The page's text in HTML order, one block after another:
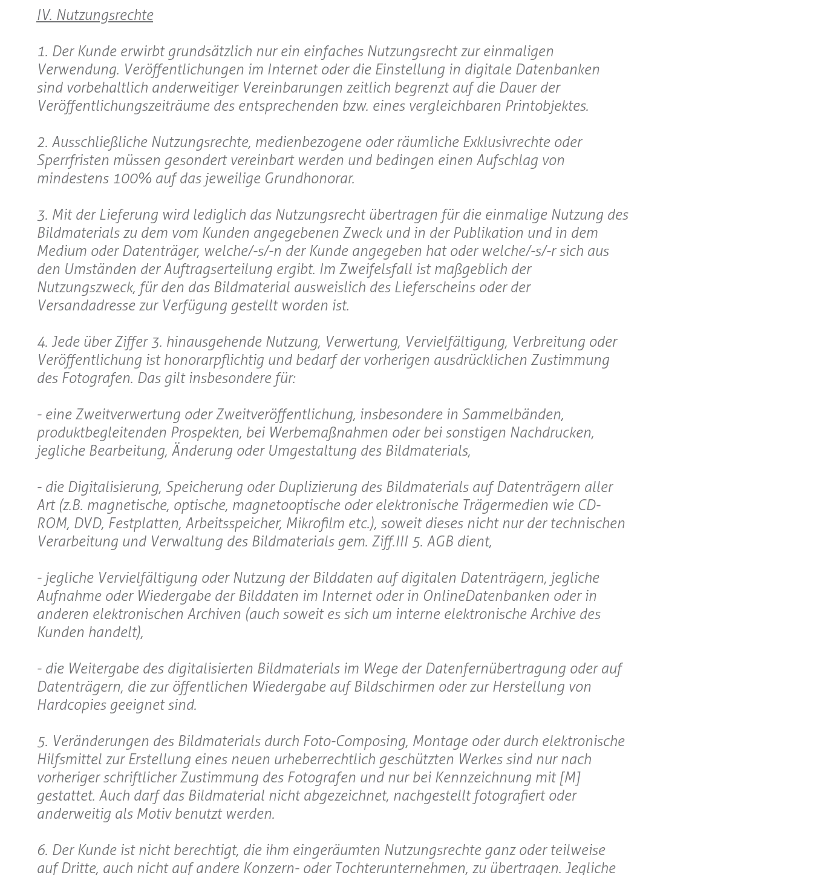
IV. Nutzungsrechte
1. Der Kunde erwirbt grundsätzlich nur ein einfaches Nutzungsrecht zur einmaligen
Verwendung. Veröffentlichungen im Internet oder die Einstellung in digitale Datenbanken
sind vorbehaltlich anderweitiger Vereinbarungen zeitlich begrenzt auf die Dauer der
Veröffentlichungszeiträume des entsprechenden bzw. eines vergleichbaren Printobjektes.
2. Ausschließliche Nutzungsrechte, medienbezogene oder räumliche Exklusivrechte oder
Sperrfristen müssen gesondert vereinbart werden und bedingen einen Aufschlag von
mindestens 100% auf das jeweilige Grundhonorar.
3. Mit der Lieferung wird lediglich das Nutzungsrecht übertragen für die einmalige Nutzung des
Bildmaterials zu dem vom Kunden angegebenen Zweck und in der Publikation und in dem
Medium oder Datenträger, welche/-s/-n der Kunde angegeben hat oder welche/-s/-r sich aus
den Umständen der Auftragserteilung ergibt. Im Zweifelsfall ist maßgeblich der
Nutzungszweck, für den das Bildmaterial ausweislich des Lieferscheins oder der
Versandadresse zur Verfügung gestellt worden ist.
4. Jede über Ziffer 3. hinausgehende Nutzung, Verwertung, Vervielfältigung, Verbreitung oder
Veröffentlichung ist honorarpflichtig und bedarf der vorherigen ausdrücklichen Zustimmung
des Fotografen. Das gilt insbesondere für:
- eine Zweitverwertung oder Zweitveröffentlichung, insbesondere in Sammelbänden,
produktbegleitenden Prospekten, bei Werbemaßnahmen oder bei sonstigen Nachdrucken,
jegliche Bearbeitung, Änderung oder Umgestaltung des Bildmaterials,
- die Digitalisierung, Speicherung oder Duplizierung des Bildmaterials auf Datenträgern aller
Art (z.B. magnetische, optische, magnetooptische oder elektronische Trägermedien wie CD-
ROM, DVD, Festplatten, Arbeitsspeicher, Mikrofilm etc.), soweit dieses nicht nur der technischen
Verarbeitung und Verwaltung des Bildmaterials gem. Ziff.III 5. AGB dient,
- jegliche Vervielfältigung oder Nutzung der Bilddaten auf digitalen Datenträgern, jegliche
Aufnahme oder Wiedergabe der Bilddaten im Internet oder in OnlineDatenbanken oder in
anderen elektronischen Archiven (auch soweit es sich um interne elektronische Archive des
Kunden handelt),
- die Weitergabe des digitalisierten Bildmaterials im Wege der Datenfernübertragung oder auf
Datenträgern, die zur öffentlichen Wiedergabe auf Bildschirmen oder zur Herstellung von
Hardcopies geeignet sind.
5. Veränderungen des Bildmaterials durch Foto-Composing, Montage oder durch elektronische
Hilfsmittel zur Erstellung eines neuen urheberrechtlich geschützten Werkes sind nur nach
vorheriger schriftlicher Zustimmung des Fotografen und nur bei Kennzeichnung mit [M]
gestattet. Auch darf das Bildmaterial nicht abgezeichnet, nachgestellt fotografiert oder
anderweitig als Motiv benutzt werden.
6. Der Kunde ist nicht berechtigt, die ihm eingeräumten Nutzungsrechte ganz oder teilweise
auf Dritte, auch nicht auf andere Konzern- oder Tochterunternehmen, zu übertragen. Jegliche